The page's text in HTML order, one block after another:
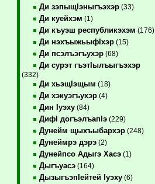
Ди зэпыщIэныгъэхэр(33)
Ди куейхэм (1)
Ди къуэш республикэхэм (176)
Ди нэхъыжьыфIхэр(15)
Ди псэлъэгъухэр(68)
Ди сурэт гъэтIылъыгъэхэр
(332)
Ди хьэщIэщым (18)
Ди хэкуэгъухэр(4)
Дин Iуэху(84)
ДифI догъэлъапIэ(229)
Дунейм щыхъыбархэр(248)
Дунеймрэ дэрэ(2)
Дунейпсо Адыгэ Хасэ(1)
Дыгъуасэ(164)
ДызыгъэпIейтей Iуэху(6)